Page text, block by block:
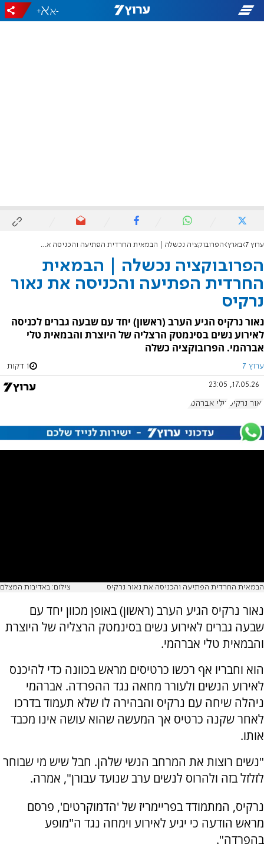
-
+
ערוץ 7 בארץ הפרובוקציה נכשלה | הבמאית החרדית הפתיעה והכניסה את נאור נרקיס
הפרובוקציה נכשלה | הבמאית
החרדית הפתיעה והכניסה את נאור
נרקיס
נאור נרקיס הגיע הערב (ראשון) יחד עם שבעה גברים לכניסה
לאירוע נשים בסינמטק הרצליה של היוצרת והבמאית טלי
אברהמי. הפרובוקציה כשלה
ערוץ 7 1 דקות
17.05.26, 23:05
נאור נרקיס טלי אברהמי
הבמאית החרדית הפתיעה והכניסה את נאור נרקיס צילום: באדיבות המצלם
נאור נרקיס הגיע הערב (ראשון) באופן מכוון יחד עם
שבעה גברים לאירוע נשים בסינמטק הרצליה של היוצרת
והבמאית טלי אברהמי.
הוא וחבריו אף רכשו כרטיסים מראש בכוונה כדי להיכנס
לאירוע הנשים ולעורר מחאה נגד ההפרדה. אברהמי
ניהלה שיחה עם נרקיס והבהירה לו שלא תעמוד בדרכו
לאחר שקנה כרטיס אך המעשה שהוא עושה אינו מכבד
אותו.
"נשים רוצות את המרחב הנשי שלהן. חבל שיש מי שבוחר
לזלזל בזה ולהרוס לנשים ערב שנועד עבורן", אמרה.
נרקיס, המתמודד בפריימריז של 'הדמוקרטים', פרסם
מראש הודעה כי יגיע לאירוע וימחה נגד ה"מופע
בהפרדה".